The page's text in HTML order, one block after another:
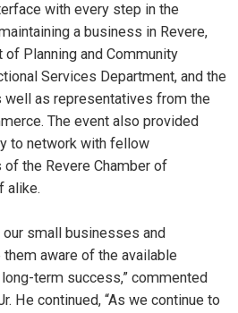
with every step in the
a business in Revere,
Planning and Community
Services Department, and the
well as representatives from the
The event also provided
to network with fellow
the Revere Chamber of
alike.
small businesses and
aware of the available
term success,” commented
He continued, “As we continue to